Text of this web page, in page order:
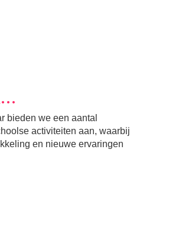
bieden we een aantal
activiteiten aan, waarbij
en nieuwe ervaringen